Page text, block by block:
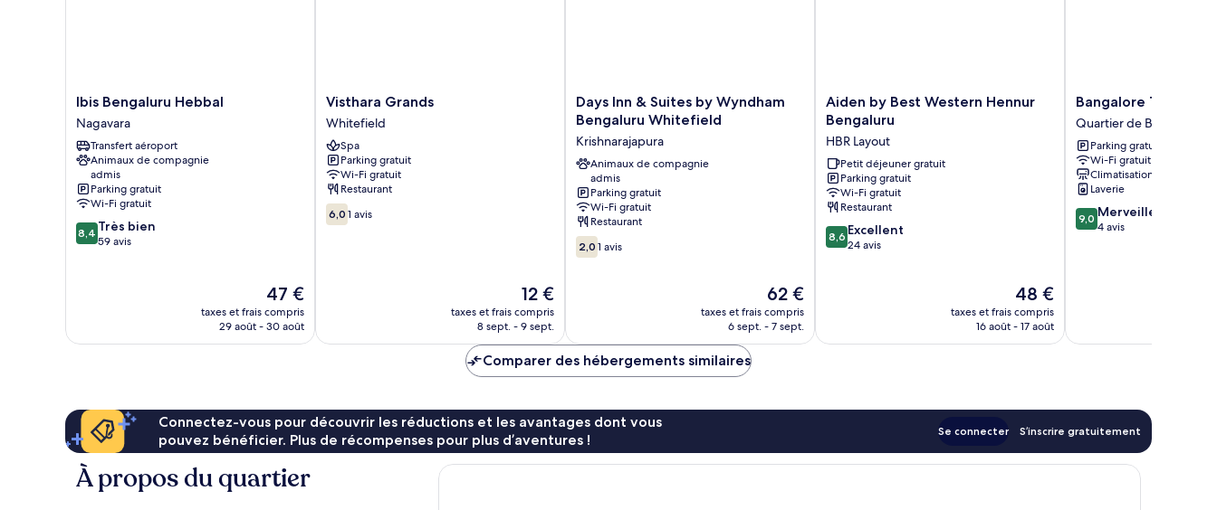
Ibis
Bengaluru
Hebbal
Nagavara
Ibis Bengaluru Hebbal
Nagavara
Transfert aéroport
Animaux de compagnie
admis
Parking gratuit
Wi-Fi gratuit
8.4
sur
8,4 Très bien
59 avis
Le
nouveau
prix
47 €
taxes et frais compris
29 août - 30 août
Visthara
Grands
Whitefield
Visthara Grands
Whitefield
Spa
Parking gratuit
Wi-Fi gratuit
Restaurant
6.0
sur
6,0 1 avis
Le
nouveau
prix
de
12 €
taxes et frais compris
8 sept. - 9 sept.
Days
Inn
Suites
by
Wyndham
Bengaluru
Whitefield
Krishnarajapura
Days Inn & Suites by Wyndham
Bengaluru Whitefield
Krishnarajapura
Animaux de compagnie
admis
Parking gratuit
Wi-Fi gratuit
Restaurant
2.0
sur
2,0 1 avis
Le
nouveau
prix
62 €
taxes et frais compris
6 sept. - 7 sept.
Aiden
by
Western
Hennur
Bengaluru
HBR
Layout
Aiden by Best Western Hennur
Bengaluru
HBR Layout
Petit déjeuner gratuit
Parking gratuit
Wi-Fi gratuit
Restaurant
8.6
sur
8,6 Excellent
24 avis
Le
nouveau
prix
48 €
taxes et frais compris
16 août - 17 août
Bangalore
Times
by
Alaya
Stays
Quartier
de
Brookefield
Bangalore Times by
Quartier de Brookefield
Parking gratuit
Wi-Fi gratuit
Climatisation
Laverie
9.0
sur
9,0 Merveilleux
4 avis
Comparer des hébergements similaires
Connectez-vous pour découvrir les réductions et les avantages dont vous
pouvez bénéficier. Plus de récompenses pour plus d’aventures !
Se connecter S’inscrire gratuitement
À propos du quartier